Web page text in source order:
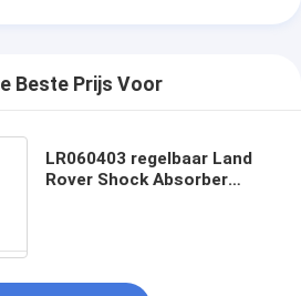
Beste Prijs Voor
LR060403 regelbaar Land
Rover Shock Absorber